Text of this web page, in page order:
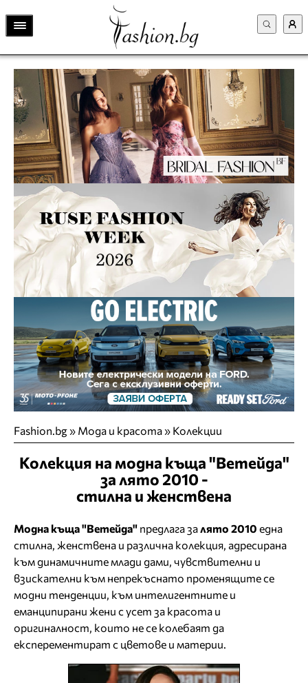
Fashion.bg» Мода и красота» Колекции
Колекция на модна къща "Ветейда"
за лято 2010 -
стилна и женствена
Модна къща "Ветейда" предлага залято 2010 една
стилна, женствена и различна колекция, адресирана
към динамичните млади дами, чувствителни и
взискателни към непрекъснато променящите се
модни тенденции, към интелигентните и
еманципирани жени с усет за красота и
оригиналност, които не се колебаят да
експерементират с цветове и материи.